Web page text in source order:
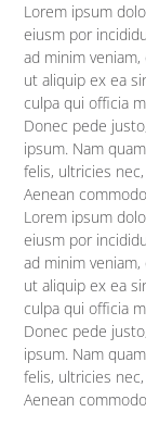
Lorem ipsum
eiusm por
ad minim
ut aliquip ex ea
culpa qui officia
Donec pede
ipsum. Nam
felis, ultricies
Aenean
Lorem ipsum
eiusm por
ad minim
ut aliquip ex ea
culpa qui officia
Donec pede
ipsum. Nam
felis, ultricies
Aenean